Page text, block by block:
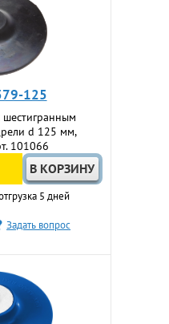
125
d 125 мм,
101066
5 дней
Задать вопрос